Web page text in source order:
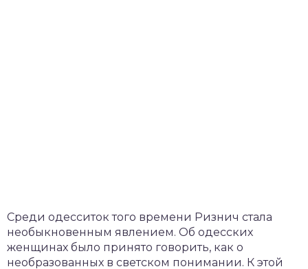
Среди одесситок того времени Ризнич стала
необыкновенным явлением. Об одесских
женщинах было принято говорить, как о
необразованных в светском понимании. К этой